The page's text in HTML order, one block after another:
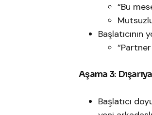
“Bu
Başlatıcının
Aşama 3:
Başlatıcı